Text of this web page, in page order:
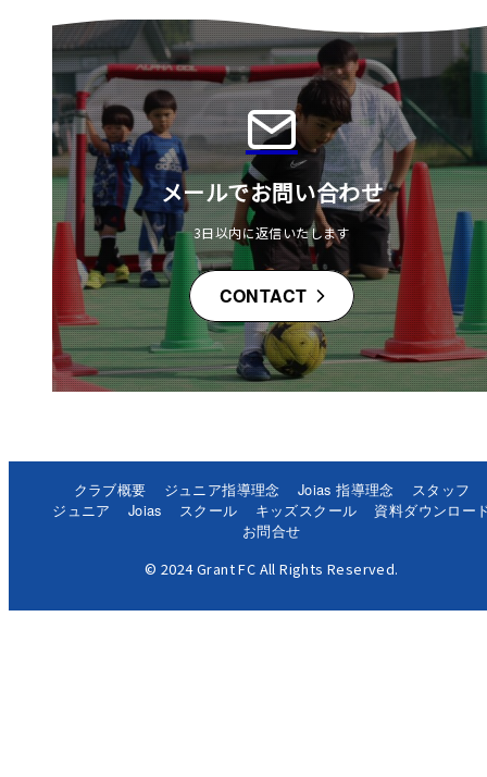
メールでお問い合わせ
3日以内に返信いたします
CONTACT
クラブ概要 ジュニア指導理念 Joias 指導理念
スタッフ
ジュニア
Joias スクール キッズスクール
資料ダウンロー
お問合せ
© 2024 Grant FC All Rights Reserved.